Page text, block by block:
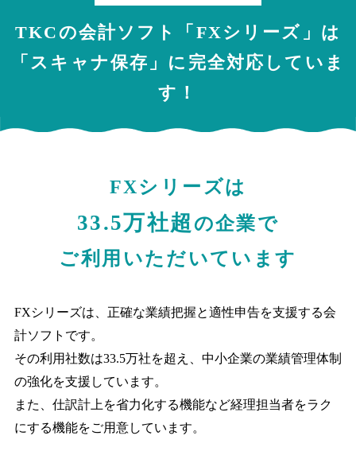
TKCの会計ソフト「FXシリーズ」は
「スキャナ保存」に完全対応していま
す！
FXシリーズは
33.5万社超 の企業で
ご利用いただいています
FXシリーズは、正確な業績把握と適性申告を支援する会
計ソフトです。
その利用社数は33.5万社を超え、中小企業の業績管理体制
の強化を支援しています。
また、仕訳計上を省力化する機能など経理担当者をラク
にする機能をご用意しています。